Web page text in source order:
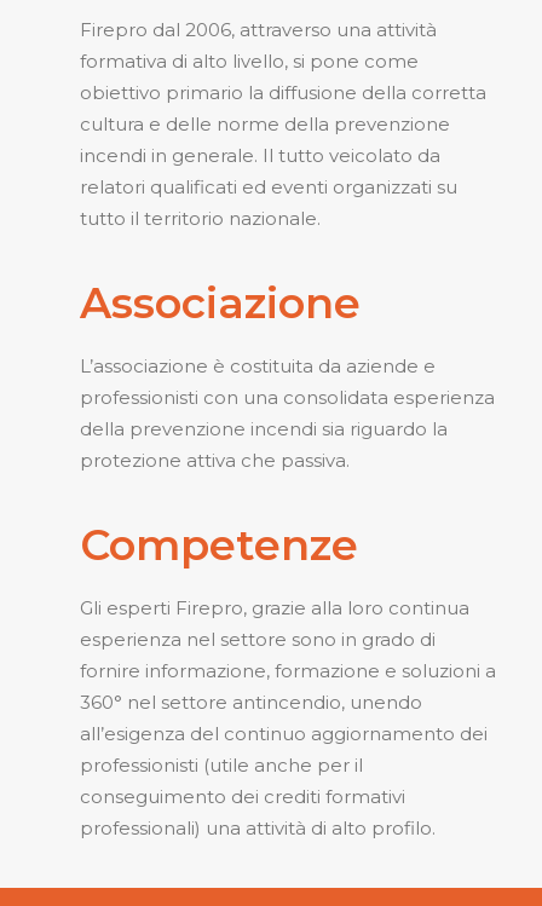
Firepro dal 2006, attraverso una attività
formativa di alto livello, si pone come
obiettivo primario la diffusione della corretta
cultura e delle norme della prevenzione
incendi in generale. Il tutto veicolato da
relatori qualificati ed eventi organizzati su
tutto il territorio nazionale.
Associazione
L’associazione è costituita da aziende e
professionisti con una consolidata esperienza
della prevenzione incendi sia riguardo la
protezione attiva che passiva.
Competenze
Gli esperti Firepro, grazie alla loro continua
esperienza nel settore sono in grado di
fornire informazione, formazione e soluzioni a
360° nel settore antincendio, unendo
all’esigenza del continuo aggiornamento dei
professionisti (utile anche per il
conseguimento dei crediti formativi
professionali) una attività di alto profilo.